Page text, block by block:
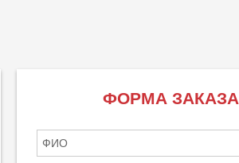
ФОРМА ЗАКАЗА